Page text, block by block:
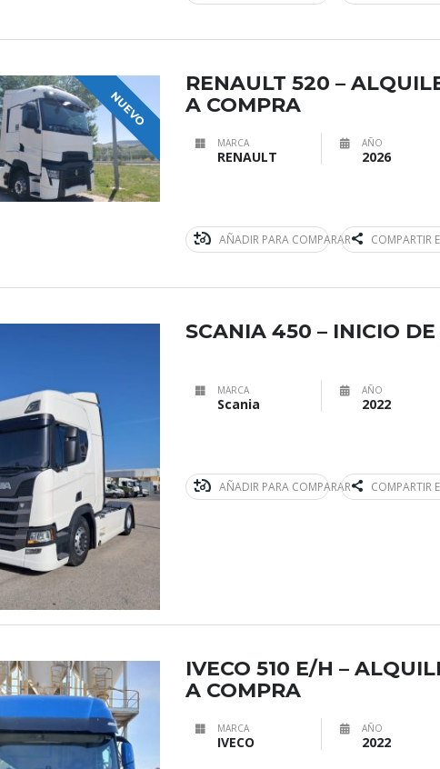
NUEVO
RENAULT 520 –
A COMPRA
MARCA
RENAULT
AÑO
2026
AÑADIR PARA COMPARAR COMPARTIR
SCANIA 450 – INICIO
MARCA
Scania
AÑO
2022
AÑADIR PARA COMPARAR COMPARTIR
IVECO 510 E/H –
A COMPRA
MARCA
IVECO
AÑO
2022